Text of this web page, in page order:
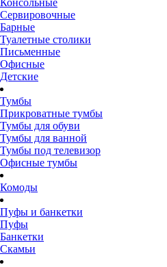
Консольные
Сервировочные
Барные
Туалетные столики
Письменные
Офисные
Детские
Тумбы
Прикроватные тумбы
Тумбы для обуви
Тумбы для ванной
Тумбы под телевизор
Офисные тумбы
Комоды
Пуфы и банкетки
Пуфы
Банкетки
Скамьи